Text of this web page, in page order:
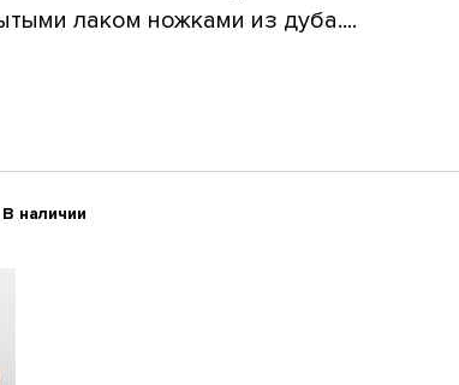
лаком ножками из дуба....
В наличии